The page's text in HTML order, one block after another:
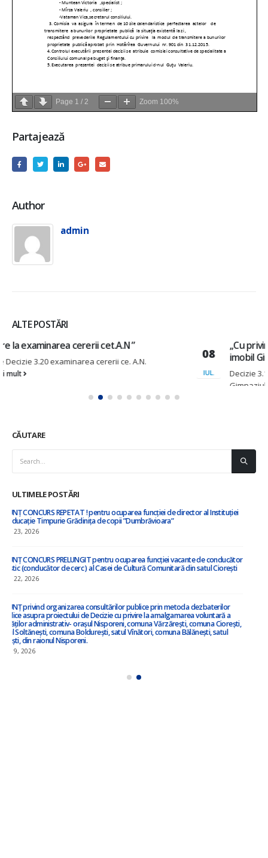
Page 1 / 2 Zoom 100%
Partajează
Author
admin
ALTE POSTĂRI
08
IUL.
,,Cu privire la transmiterea în comodat a bunului
imobil Gimnaziului din satul Vulcănești,,
Decizie 3.16 cu privire la transmiterea în comodat
Citește mai mult
CĂUTARE
ULTIMELE POSTĂRI
”Cu privire la amalgamarea voluntară a orașului Nisporeni, comuna Vărzărești,
iulie 8, 2026
iulie 3, 2026
ANUNȚ – în atenția locuitorilor satului Ciorești ! !!!
iunie 23, 2026